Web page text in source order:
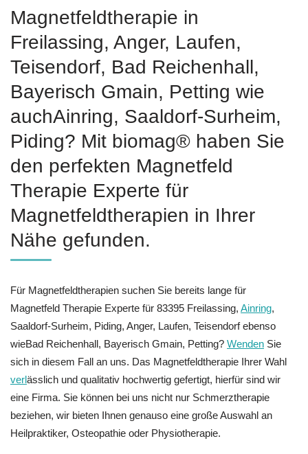
Magnetfeldtherapie in
Freilassing, Anger, Laufen,
Teisendorf, Bad Reichenhall,
Bayerisch Gmain, Petting wie
auchAinring, Saaldorf-Surheim,
Piding? Mit biomag® haben Sie
den perfekten Magnetfeld
Therapie Experte für
Magnetfeldtherapien in Ihrer
Nähe gefunden.
Für Magnetfeldtherapien suchen Sie bereits lange für
Magnetfeld Therapie Experte für 83395 Freilassing, Ainring,
Saaldorf-Surheim, Piding, Anger, Laufen, Teisendorf ebenso
wieBad Reichenhall, Bayerisch Gmain, Petting? Wenden Sie
sich in diesem Fall an uns. Das Magnetfeldtherapie Ihrer Wahl
verlässlich und qualitativ hochwertig gefertigt, hierfür sind wir
eine Firma. Sie können bei uns nicht nur Schmerztherapie
beziehen, wir bieten Ihnen genauso eine große Auswahl an
Heilpraktiker, Osteopathie oder Physiotherapie.